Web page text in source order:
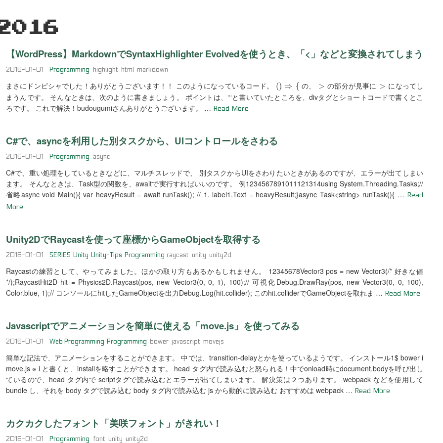
【WordPress】MarkdownでSyntaxHighlighter Evolvedを使うとき、「<」などと変換されてしまう
2016-01-01 Programming highlight html markdown
まさにドンピシャでした！ありがとうございます！！ このようになっているコード。 () ⇒ {
() { の、 >
> の部分が見事に >
>
になってし
まうんです。 そんなときは、次のように書きましょう。 ポイントは、‘‘‘と書いていたところを、divタグとショートコードで書くとこ
ろです。 これで解決！budougumiさんありがとうございます。 … Read More
C#で、asyncを利用した別タスクから、UIコントロールをさわる
2016-01-01 Programming async
C#で、重い処理をしているときなどに、マルチスレッドで、 別タスクからUIをさわりたいときがあるのですが、エラーが出てしまい
ます。 そんなときは、Task型の関数を、awaitで実行すればいいのです。 例1234567891011121314using System.Threading.Tasks;//
省略async void Main(){ var heavyResult = await runTask(); // 1. label1.Text = heavyResult;}async Task<string> runTask(){ … Read
More
Unity2DでRaycastを使って座標からGameObjectを取得する
2016-01-01 SERIES Unity Unity-Tips Programming raycast unity unity2d
Raycastの練習として、やってみました。ほかの取り方もあるかもしれません。 12345678Vector3 pos = new Vector3(/* 好きな値
*/);RaycastHit2D hit = Physics2D.Raycast(pos, new Vector3(0, 0, 1), 100);// 可視化Debug.DrawRay(pos, new Vector3(0, 0, 100),
Color.blue, 1);// コンソールにhitしたGameObjectを出力Debug.Log(hit.collider); このhit.colliderでGameObjectを取れま … Read More
Javascriptでアニメーションを簡単に使える「move.js」を使ってみる
2016-01-01 Web Programming Programming bower javascript movejs
簡単な記法で、アニメーションをすることができます。 中では、transition-delayとかを使っているようです。 インストール1$ bower i
move.js ※ i と書くと、installを略すことができます。 head タグ内で読み込むと怒られる！中でonload時にdocument.bodyを呼び出し
ているので、head タグ内で scriptタグで読み込むとエラーが出てしまいます。 解決策は２つあります。 webpack などを使用して
bundle し、それを body タグで読み込む body タグ内で読み込む js から動的に読み込む おすすめは webpack … Read More
カクカクしたフォント「美咲フォント」がきれい！
2016-01-01 Programming font unity unity2d